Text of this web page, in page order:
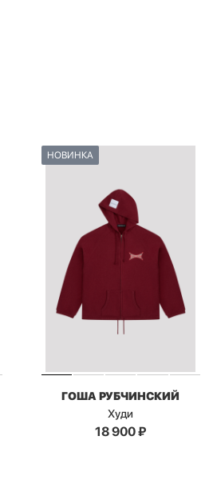
НОВИНКА
ГОША РУБЧИНСКИЙ
Худи
18 900₽